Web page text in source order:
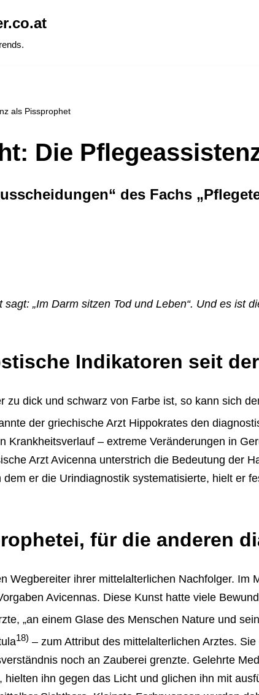
als Pissprophet
Die
des Fachs
„Im Darm sitzen Tod und Leben“. Und es ist
Indikatoren seit
zu dick und schwarz von Farbe ist, so kann sich
der griechische Arzt Hippokrates den
Krankheitsverlauf – extreme Veränderungen in
Arzt Avicenna unterstrich die Bedeutung der
er die Urindiagnostik systematisierte, hielt er
für die anderen
Wegbereiter ihrer mittelalterlichen Nachfolger. Im
Avicennas. Diese Kunst hatte viele
„an einem Glase des Menschen Nature und
18) – zum Attribut des mittelalterlichen Arztes.
noch an Zauberei grenzte. Gelehrte
ihn gegen das Licht und glichen ihn mit